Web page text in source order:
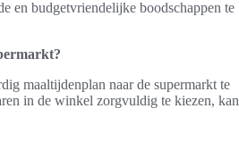
en budgetvriendelijke boodschappen te
maaltijdenplan naar de supermarkt te
in de winkel zorgvuldig te kiezen, kan